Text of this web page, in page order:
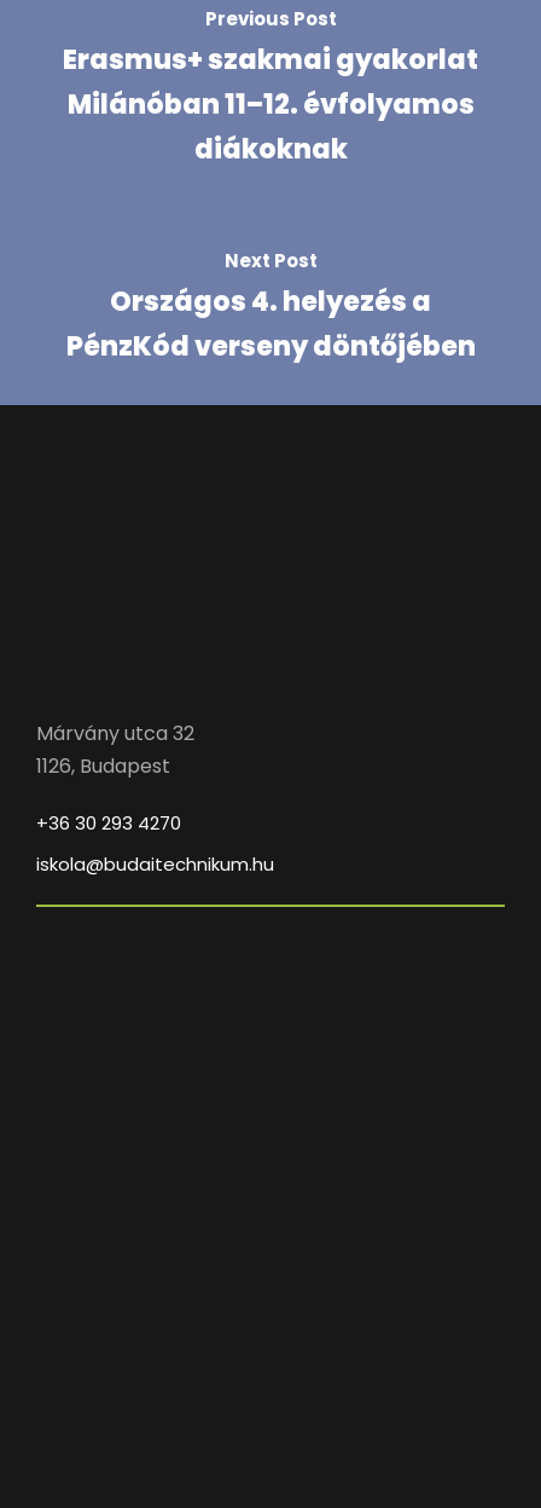
Previous Post
Erasmus+ szakmai gyakorlat
Milánóban 11–12. évfolyamos
diákoknak
Next Post
Országos 4. helyezés a
PénzKód verseny döntőjében
Márvány utca 32
1126, Budapest
+36 30 293 4270
iskola@budaitechnikum.hu